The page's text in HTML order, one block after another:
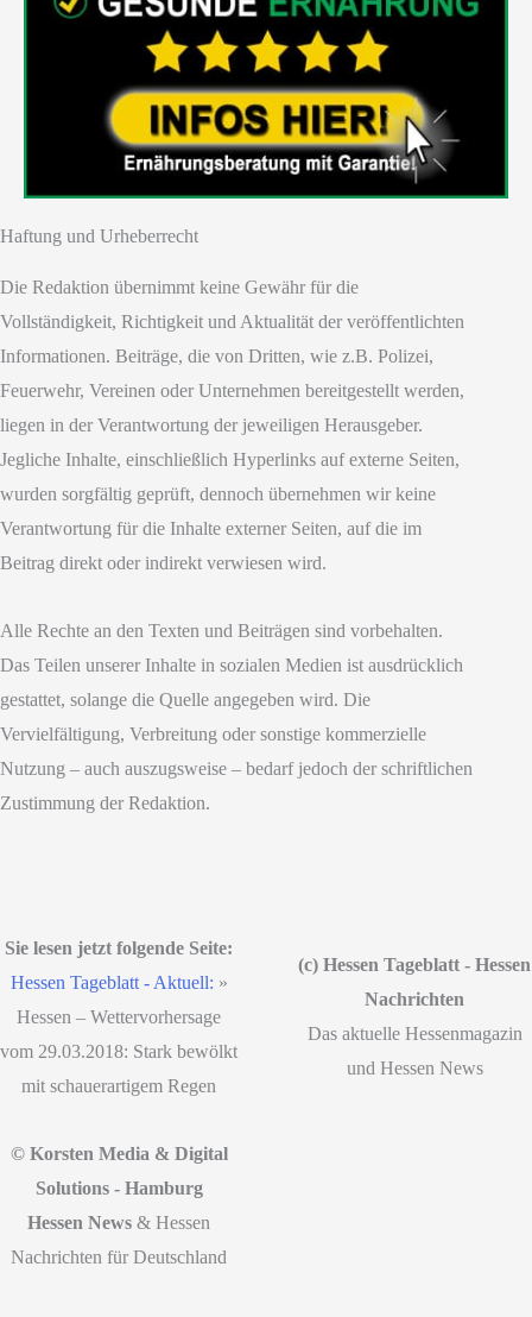
Haftung und Urheberrecht
Die Redaktion übernimmt keine Gewähr für die
Vollständigkeit, Richtigkeit und Aktualität der veröffentlichten
Informationen. Beiträge, die von Dritten, wie z.B. Polizei,
Feuerwehr, Vereinen oder Unternehmen bereitgestellt werden,
liegen in der Verantwortung der jeweiligen Herausgeber.
Jegliche Inhalte, einschließlich Hyperlinks auf externe Seiten,
wurden sorgfältig geprüft, dennoch übernehmen wir keine
Verantwortung für die Inhalte externer Seiten, auf die im
Beitrag direkt oder indirekt verwiesen wird.
Alle Rechte an den Texten und Beiträgen sind vorbehalten.
Das Teilen unserer Inhalte in sozialen Medien ist ausdrücklich
gestattet, solange die Quelle angegeben wird. Die
Vervielfältigung, Verbreitung oder sonstige kommerzielle
Nutzung – auch auszugsweise – bedarf jedoch der schriftlichen
Zustimmung der Redaktion.
Sie lesen jetzt folgende Seite:
Hessen Tageblatt - Aktuell: »
Hessen – Wettervorhersage
vom 29.03.2018: Stark bewölkt
mit schauerartigem Regen
(c) Hessen Tageblatt - Hessen
Nachrichten
Das aktuelle Hessenmagazin
und Hessen News
© Korsten Media & Digital
Solutions - Hamburg
Hessen News & Hessen
Nachrichten für Deutschland